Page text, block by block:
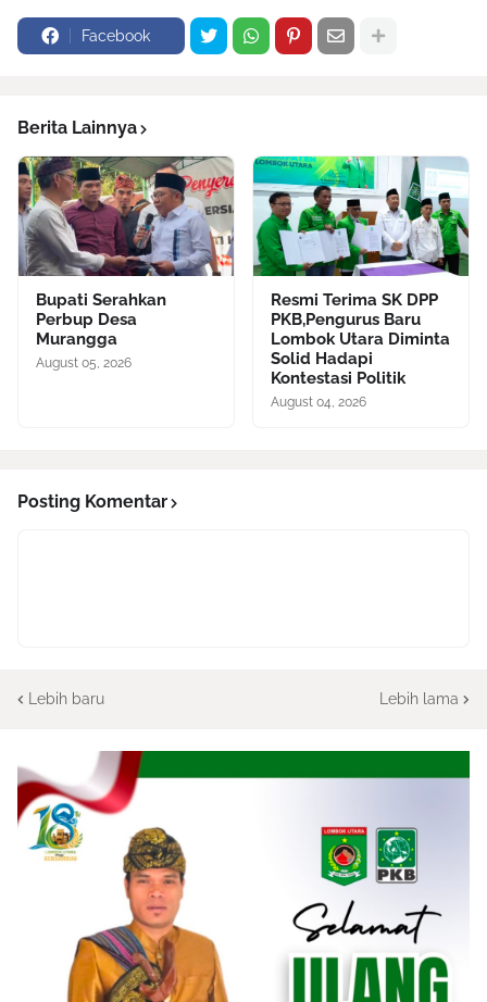
Facebook
Berita Lainnya
Bupati Serahkan
Perbup Desa
Murangga
August 05, 2026
Resmi Terima SK DPP
PKB,Pengurus Baru
Lombok Utara Diminta
Solid Hadapi
Kontestasi Politik
August 04, 2026
Posting Komentar
Lebih baru Lebih lama